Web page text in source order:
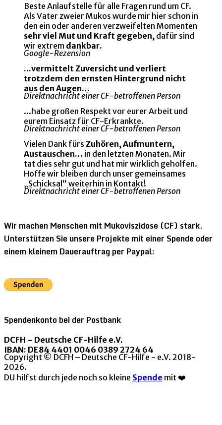
Beste Anlaufstelle für alle Fragen rund um CF.
Als Vater zweier Mukos wurde mir hier schon in
den ein oder anderen verzweifelten Momenten
sehr viel Mut und Kraft gegeben, dafür sind
wir extrem dankbar.
Google-Rezension
...vermittelt Zuversicht und verliert
trotzdem den ernsten Hintergrund nicht
aus den Augen…
Direktnachricht einer CF-betroffenen Person
...habe großen Respekt vor eurer Arbeit und
eurem Einsatz für CF-Erkrankte.
Direktnachricht einer CF-betroffenen Person
Vielen Dank fürs Zuhören, Aufmuntern,
Austauschen… in den letzten Monaten. Mir
tat dies sehr gut und hat mir wirklich geholfen.
Hoffe wir bleiben durch unser gemeinsames
„Schicksal“ weiterhin in Kontakt!
Direktnachricht einer CF-betroffenen Person
Wir machen Menschen mit Mukoviszidose (CF) stark.
Unterstützen Sie unsere Projekte mit einer Spende oder
einem kleinem Dauerauftrag per Paypal:
Spendenkonto bei der Postbank
DCFH – Deutsche CF-Hilfe e.V.
IBAN: DE84 4401 0046 0389 2724 64
Copyright © DCFH – Deutsche CF-Hilfe - e.V. 2018-
2026.
DU hilfst durch jede noch so kleine Spende mit ❤️